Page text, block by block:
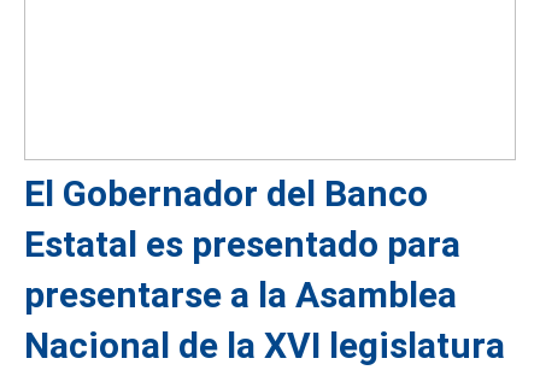
El Gobernador del Banco
Estatal es presentado para
presentarse a la Asamblea
Nacional de la XVI legislatura